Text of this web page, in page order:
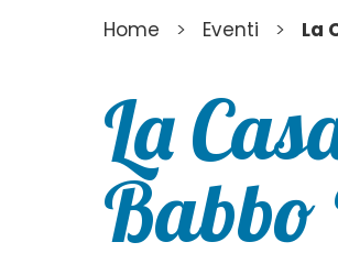
Home > Eventi > La
La